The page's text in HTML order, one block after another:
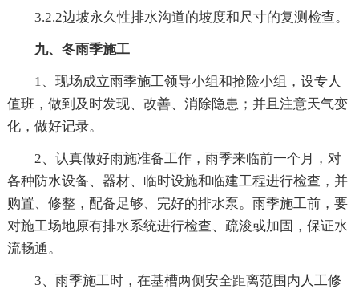
3.2.2边坡永久性排水沟道的坡度和尺寸的复测检查。
九、冬雨季施工
1、现场成立雨季施工领导小组和抢险小组，设专人
值班，做到及时发现、改善、消除隐患；并且注意天气变
化，做好记录。
2、认真做好雨施准备工作，雨季来临前一个月，对
各种防水设备、器材、临时设施和临建工程进行检查，并
购置、修整，配备足够、完好的排水泵。雨季施工前，要
对施工场地原有排水系统进行检查、疏浚或加固，保证水
流畅通。
3、雨季施工时，在基槽两侧安全距离范围内人工修